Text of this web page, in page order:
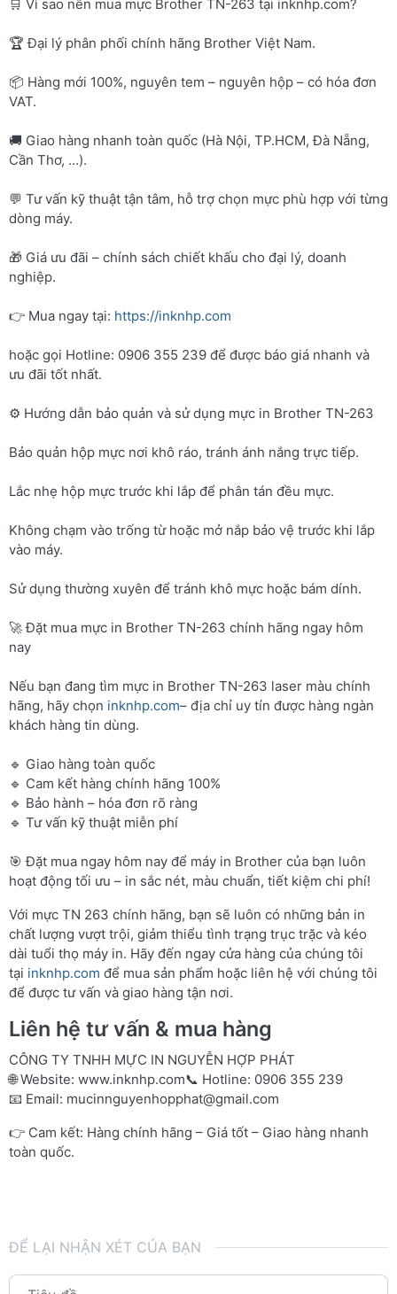
🛒 Vì sao nên mua mực Brother TN-263 tại inknhp.com?
🏆 Đại lý phân phối chính hãng Brother Việt Nam.
📦 Hàng mới 100%, nguyên tem – nguyên hộp – có hóa đơn
VAT.
🚚 Giao hàng nhanh toàn quốc (Hà Nội, TP.HCM, Đà Nẵng,
Cần Thơ, …).
💬 Tư vấn kỹ thuật tận tâm, hỗ trợ chọn mực phù hợp với từng
dòng máy.
🎁 Giá ưu đãi – chính sách chiết khấu cho đại lý, doanh
nghiệp.
👉 Mua ngay tại: https://inknhp.com
hoặc gọi Hotline: 0906 355 239 để được báo giá nhanh và
ưu đãi tốt nhất.
⚙️ Hướng dẫn bảo quản và sử dụng mực in Brother TN-263
Bảo quản hộp mực nơi khô ráo, tránh ánh nắng trực tiếp.
Lắc nhẹ hộp mực trước khi lắp để phân tán đều mực.
Không chạm vào trống từ hoặc mở nắp bảo vệ trước khi lắp
vào máy.
Sử dụng thường xuyên để tránh khô mực hoặc bám dính.
🚀 Đặt mua mực in Brother TN-263 chính hãng ngay hôm
nay
Nếu bạn đang tìm mực in Brother TN-263 laser màu chính
hãng, hãy chọn inknhp.com– địa chỉ uy tín được hàng ngàn
khách hàng tin dùng.
🔹 Giao hàng toàn quốc
🔹 Cam kết hàng chính hãng 100%
🔹 Bảo hành – hóa đơn rõ ràng
🔹 Tư vấn kỹ thuật miễn phí
🎯 Đặt mua ngay hôm nay để máy in Brother của bạn luôn
hoạt động tối ưu – in sắc nét, màu chuẩn, tiết kiệm chi phí!
Với mực TN 263 chính hãng, bạn sẽ luôn có những bản in
chất lượng vượt trội, giảm thiểu tình trạng trục trặc và kéo
dài tuổi thọ máy in. Hãy đến ngay cửa hàng của chúng tôi
tại inknhp.com để mua sản phẩm hoặc liên hệ với chúng tôi
để được tư vấn và giao hàng tận nơi.
Liên hệ tư vấn & mua hàng
CÔNG TY TNHH MỰC IN NGUYỄN HỢP PHÁT
🌐 Website: www.inknhp.com📞 Hotline: 0906 355 239
📧 Email: mucinnguyenhopphat@gmail.com
👉 Cam kết: Hàng chính hãng – Giá tốt – Giao hàng nhanh
toàn quốc.
ĐỂ LẠI NHẬN XÉT CỦA BẠN